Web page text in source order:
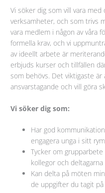
Vi söker dig som vill vara
verksamheter, och som trivs
vara medlem i någon av våra
formella krav, och vi
av ideellt arbete är
erbjuds kurser och tillfällen
som behövs. Det viktigaste
ansvarstagande och vill göra
Vi söker dig som:
Har god
engagera unga i sitt
Tycker om
kollegor och
Kan delta på möten
de uppgifter du tagit på